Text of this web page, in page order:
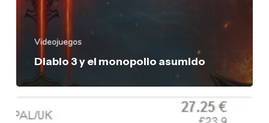
Videojuegos
Diablo 3 y el monopolio asumido